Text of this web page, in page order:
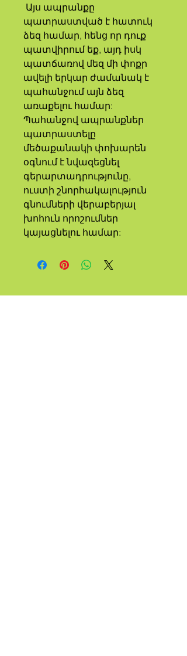
պատրաստված է հատուկ
ձեզ համար, հենց որ դուք
պատվիրում եք, այդ իսկ
պատճառով մեզ մի փոքր
ավելի երկար ժամանակ է
պահանջում այն ձեզ
առաքելու համար:
Պահանջով ապրանքներ
պատրաստելը
մեծաքանակի փոխարեն
օգնում է նվազեցնել
գերարտադրությունը,
ուստի շնորհակալություն
գնումների վերաբերյալ
խոհուն որոշումներ
կայացնելու համար: